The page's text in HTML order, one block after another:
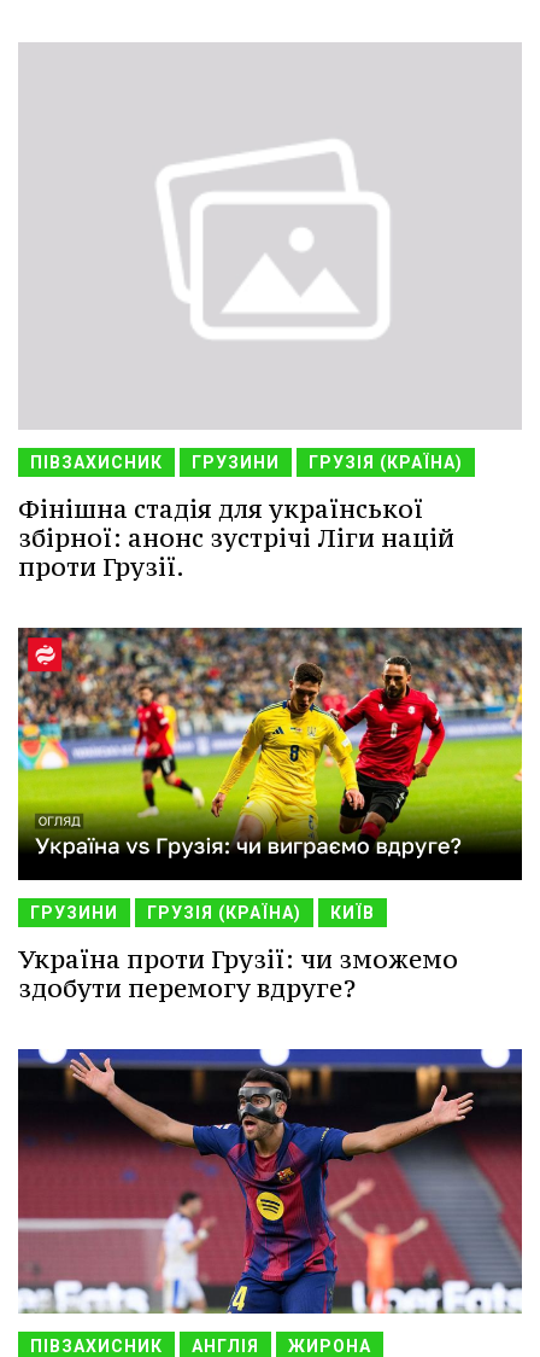
ПІВЗАХИСНИК ГРУЗИНИ ГРУЗІЯ (КРАЇНА)
Фінішна стадія для української
збірної: анонс зустрічі Ліги націй
проти Грузії.
ГРУЗИНИ ГРУЗІЯ (КРАЇНА) КИЇВ
Україна проти Грузії: чи зможемо
здобути перемогу вдруге?
ПІВЗАХИСНИК АНГЛІЯ ЖИРОНА